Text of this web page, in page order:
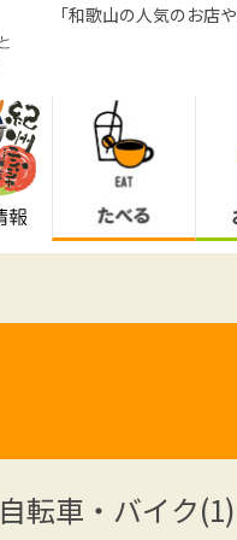
「和歌山の人気のお店
自転車・バイク(1)